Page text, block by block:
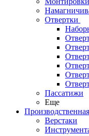
Отвертки
Пассатижи
Еще
Верстаки